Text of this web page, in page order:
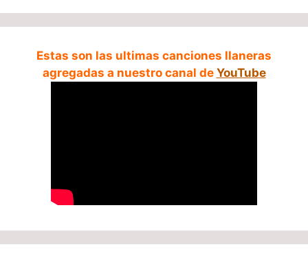
Estas son las ultimas canciones llaneras
agregadas a nuestro canal de YouTube